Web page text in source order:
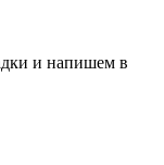
и напишем в